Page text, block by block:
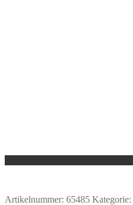
Artikelnummer: 65485 Kategorie: